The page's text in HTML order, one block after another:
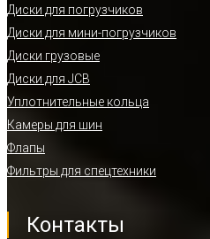
Диски для погрузчиков
Диски для мини-погрузчиков
Диски грузовые
Диски для JCB
Уплотнительные кольца
Камеры для шин
Флапы
Фильтры для спецтехники
Контакты